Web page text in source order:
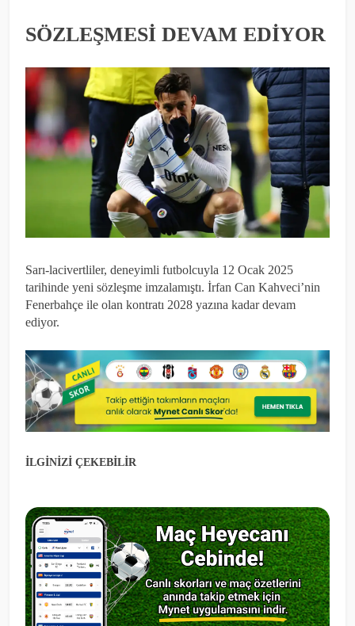
SÖZLEŞMESİ DEVAM EDİYOR
Sarı-lacivertliler, deneyimli futbolcuyla 12 Ocak 2025
tarihinde yeni sözleşme imzalamıştı. İrfan Can Kahveci’nin
Fenerbahçe ile olan kontratı 2028 yazına kadar devam
ediyor.
İLGİNİZİ ÇEKEBİLİR